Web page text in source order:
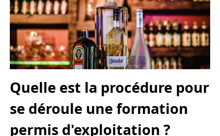
Quelle est la procédure pour
se déroule une formation
permis d'exploitation ?